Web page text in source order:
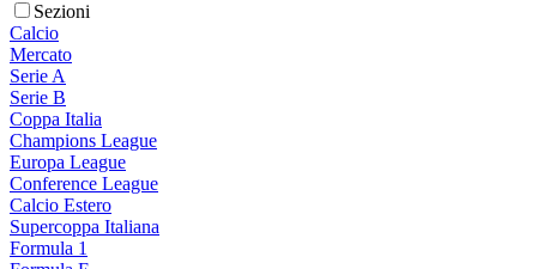
Sezioni
Calcio
Mercato
Serie A
Serie B
Coppa Italia
Champions League
Europa League
Conference League
Calcio Estero
Supercoppa Italiana
Formula 1